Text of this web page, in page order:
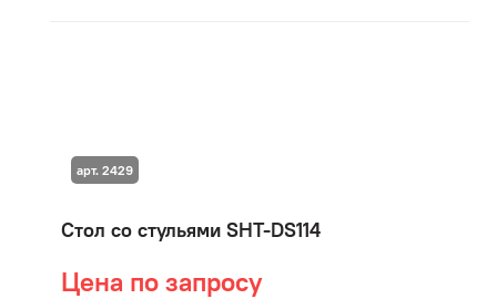
Стол со стульями SHT-DS114
Цена по запросу
арт. 2429